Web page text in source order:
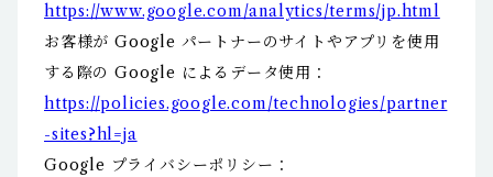
https://www.google.com/analytics/terms/jp.html
お客様が Google パートナーのサイトやアプリを使用
する際の Google によるデータ使用：
https://policies.google.com/technologies/partner
-sites?hl=ja
Google プライバシーポリシー：